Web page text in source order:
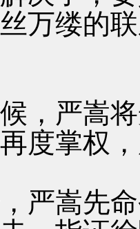
万缕的
严嵩将
度掌权
嵩先命